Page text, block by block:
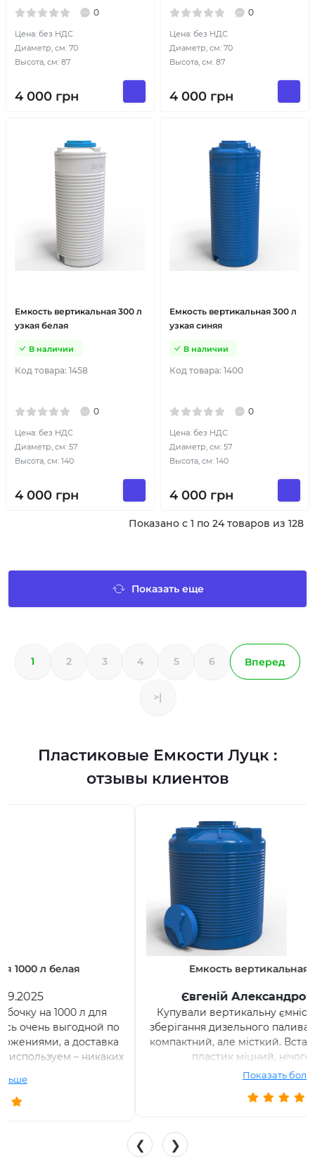
0
Цена: без НДС
Диаметр, см: 70
Высота, см: 87
4 000 грн
0
Цена: без НДС
Диаметр, см: 70
Высота, см: 87
4 000 грн
Емкость вертикальная 300 л
узкая белая
Код товара: 1458
В наличии
0
Цена: без НДС
Диаметр, см: 57
Высота, см: 140
4 000 грн
Емкость вертикальная 300 л
узкая синяя
Код товара: 1400
В наличии
0
Цена: без НДС
Диаметр, см: 57
Высота, см: 140
4 000 грн
Показано с 1 по 24 товаров из 128
Показать еще
1 2 3 4 5 6 Вперед
>|
Пластиковые Емкости Луцк :
отзывы клиентов
Емкость вертикальная 1000 л синяя
Євгеній Александрович12.03.2026
Купували вертикальну ємність на 1000 літрів для
зберігання дизельного палива на господарстві. Бак
компактний, але місткий. Встановили без проблем,
пластик міцний, нічого не протікає.
❮ ❯